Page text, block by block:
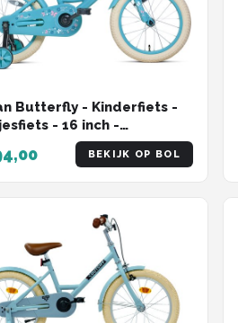
Butterfly - Kinderfiets -
- 16 inch -
BEKIJK OP BOL